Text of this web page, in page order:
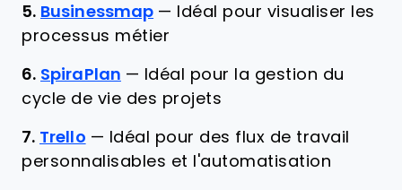
5. Businessmap —
Idéal pour visualiser les
processus métier
6. SpiraPlan — Idéal pour la gestion du
cycle de vie des projets
7. Trello — Idéal pour des flux de travail
personnalisables et l'automatisation